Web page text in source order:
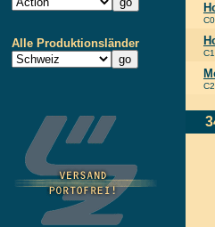
Alle Produktionsländer